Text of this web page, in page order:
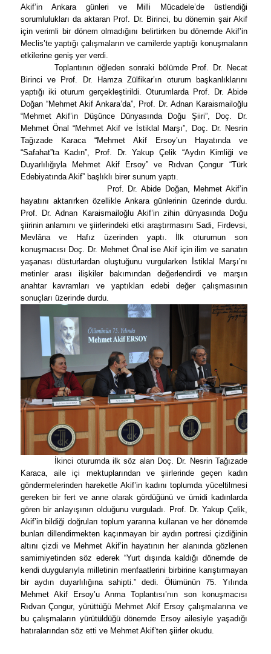
Akif’in Ankara günleri ve Milli Mücadele’de üstlendiği
sorumlulukları da aktaran Prof. Dr. Birinci, bu dönemin şair Akif
için verimli bir dönem olmadığını belirtirken bu dönemde Akif’in
Meclis’te yaptığı çalışmaların ve camilerde yaptığı konuşmaların
etkilerine geniş yer verdi.
Toplantının öğleden sonraki bölümde Prof. Dr. Necat
Birinci ve Prof. Dr. Hamza Zülfikar’ın oturum başkanlıklarını
yaptığı iki oturum gerçekleştirildi. Oturumlarda Prof. Dr. Abide
Doğan “Mehmet Akif Ankara’da”, Prof. Dr. Adnan Karaismailoğlu
“Mehmet Akif’in Düşünce Dünyasında Doğu Şiiri”, Doç. Dr.
Mehmet Önal “Mehmet Akif ve İstiklal Marşı”, Doç. Dr. Nesrin
Tağızade Karaca “Mehmet Akif Ersoy’un Hayatında ve
“Safahat”ta Kadın”, Prof. Dr. Yakup Çelik “Aydın Kimliği ve
Duyarlılığıyla Mehmet Akif Ersoy” ve Rıdvan Çongur “Türk
Edebiyatında Akif” başlıklı birer sunum yaptı.
Prof. Dr. Abide Doğan, Mehmet Akif’in
hayatını aktarırken özellikle Ankara günlerinin üzerinde durdu.
Prof. Dr. Adnan Karaismailoğlu Akif’in zihin dünyasında Doğu
şiirinin anlamını ve şiirlerindeki etki araştırmasını Sadi, Firdevsi,
Mevlâna ve Hafız üzerinden yaptı. İlk oturumun son
konuşmacısı Doç. Dr. Mehmet Önal ise Akif için ilim ve sanatın
yaşanası düsturlardan oluştuğunu vurgularken İstiklal Marşı’nı
metinler arası ilişkiler bakımından değerlendirdi ve marşın
anahtar kavramları ve yaptıkları edebi değer çalışmasının
sonuçları üzerinde durdu.
İkinci oturumda ilk söz alan Doç. Dr. Nesrin Tağızade
Karaca, aile içi mektuplarından ve şiirlerinde geçen kadın
göndermelerinden hareketle Akif’in kadını toplumda yüceltilmesi
gereken bir fert ve anne olarak gördüğünü ve ümidi kadınlarda
gören bir anlayışının olduğunu vurguladı. Prof. Dr. Yakup Çelik,
Akif’in bildiği doğruları toplum yararına kullanan ve her dönemde
bunları dillendirmekten kaçınmayan bir aydın portresi çizdiğinin
altını çizdi ve Mehmet Akif’in hayatının her alanında gözlenen
samimiyetinden söz ederek “Yurt dışında kaldığı dönemde de
kendi duygularıyla milletinin menfaatlerini birbirine karıştırmayan
bir aydın duyarlılığına sahipti.” dedi. Ölümünün 75. Yılında
Mehmet Akif Ersoy’u Anma Toplantısı’nın son konuşmacısı
Rıdvan Çongur, yürüttüğü Mehmet Akif Ersoy çalışmalarına ve
bu çalışmaların yürütüldüğü dönemde Ersoy ailesiyle yaşadığı
hatıralarından söz etti ve Mehmet Akif’ten şiirler okudu.